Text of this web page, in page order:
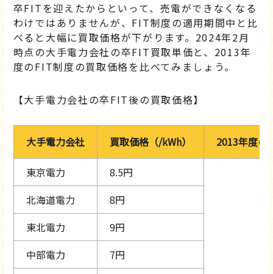
卒FITを迎えたからといって、売電ができなくなる
わけではありませんが、FIT制度の適用期間中と比
べると大幅に買取価格が下がります。2024年2月
時点の大手電力会社の卒FIT買取単価と、2013年
度のFIT制度の買取価格を比べてみましょう。
【大手電力会社の卒FIT後の買取価格】
大手電力会社 買取価格（/kWh） 2013年度の
東京電力 8.5円
北海道電力
8円
東北電力
9円
中部電力
7円